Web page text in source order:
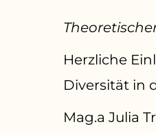
Herzliche
Diversität in
Mag.a Julia